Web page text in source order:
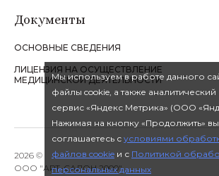
Документы
ОСНОВНЫЕ СВЕДЕНИЯ
ЛИЦЕНЗИЯ НА ОСУЩЕСТВЛЕНИЕ
МЕДИЦИНСКОЙ ДЕЯТЕЛЬНОСТИ
2026 ©
ООО "АРТ-САЛОН 2000"
Мы используем в работе данного
файлы cookie, а также аналитический
сервис «Яндекс Метрика» (ООО
Нажимая на кнопку «Продолжить» вы
соглашаетесь с условиями
файлов cookie и с Политикой
персональных данных